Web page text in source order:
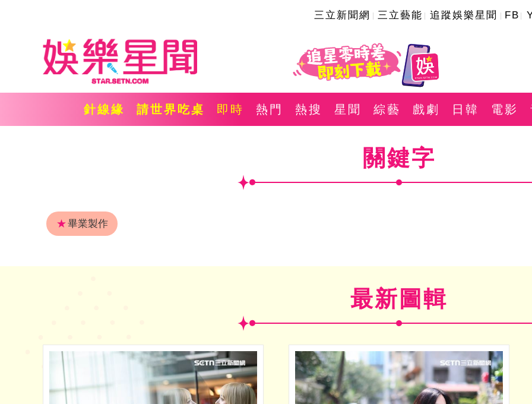
三立新聞網 三立藝能 追蹤娛樂星聞 FB
針線緣 請世界吃桌 即時 熱門 熱搜 星聞 綜藝 戲劇 日韓 電影
關鍵字
★畢業製作
最新圖輯